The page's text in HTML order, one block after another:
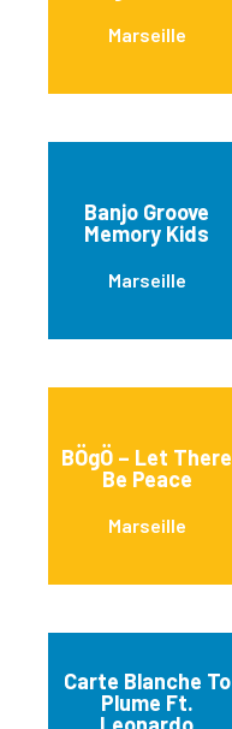
Marseille
Banjo Groove
Memory Kids
Marseille
BÖgÖ – Let There
Be Peace
Marseille
Carte Blanche To
Plume Ft.